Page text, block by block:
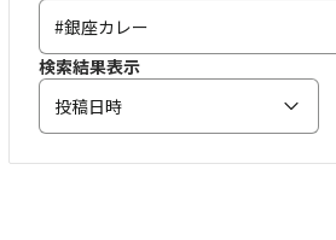
検索結果表示
投稿日時